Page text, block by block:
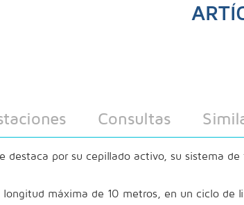
Consultas
destaca por su cepillado activo, su sistema
longitud máxima de 10 metros, en un ciclo de